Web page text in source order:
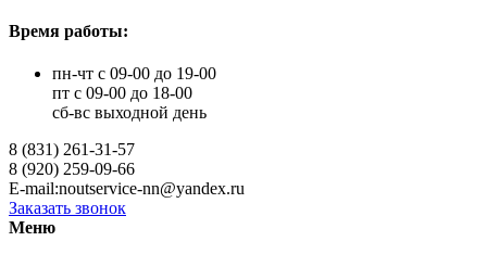
Время работы:
пн-чт с 09-00 до 19-00
пт с 09-00 до 18-00
сб-вс выходной день
8 (831) 261-31-57
8 (920) 259-09-66
E-mail:noutservice-nn@yandex.ru
Заказать звонок
Меню